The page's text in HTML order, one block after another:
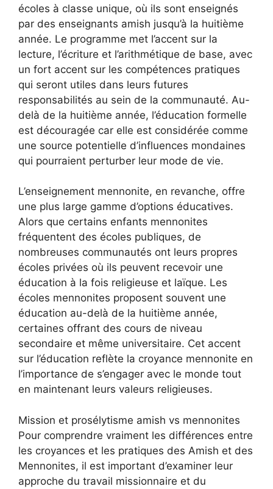
écoles à classe unique, où ils sont enseignés
par des enseignants amish jusqu’à la huitième
année. Le programme met l’accent sur la
lecture, l’écriture et l’arithmétique de base, avec
un fort accent sur les compétences pratiques
qui seront utiles dans leurs futures
responsabilités au sein de la communauté. Au-
delà de la huitième année, l’éducation formelle
est découragée car elle est considérée comme
une source potentielle d’influences mondaines
qui pourraient perturber leur mode de vie.
L’enseignement mennonite, en revanche, offre
une plus large gamme d’options éducatives.
Alors que certains enfants mennonites
fréquentent des écoles publiques, de
nombreuses communautés ont leurs propres
écoles privées où ils peuvent recevoir une
éducation à la fois religieuse et laïque. Les
écoles mennonites proposent souvent une
éducation au-delà de la huitième année,
certaines offrant des cours de niveau
secondaire et même universitaire. Cet accent
sur l’éducation reflète la croyance mennonite en
l’importance de s’engager avec le monde tout
en maintenant leurs valeurs religieuses.
Mission et prosélytisme amish vs mennonites
Pour comprendre vraiment les différences entre
les croyances et les pratiques des Amish et des
Mennonites, il est important d’examiner leur
approche du travail missionnaire et du